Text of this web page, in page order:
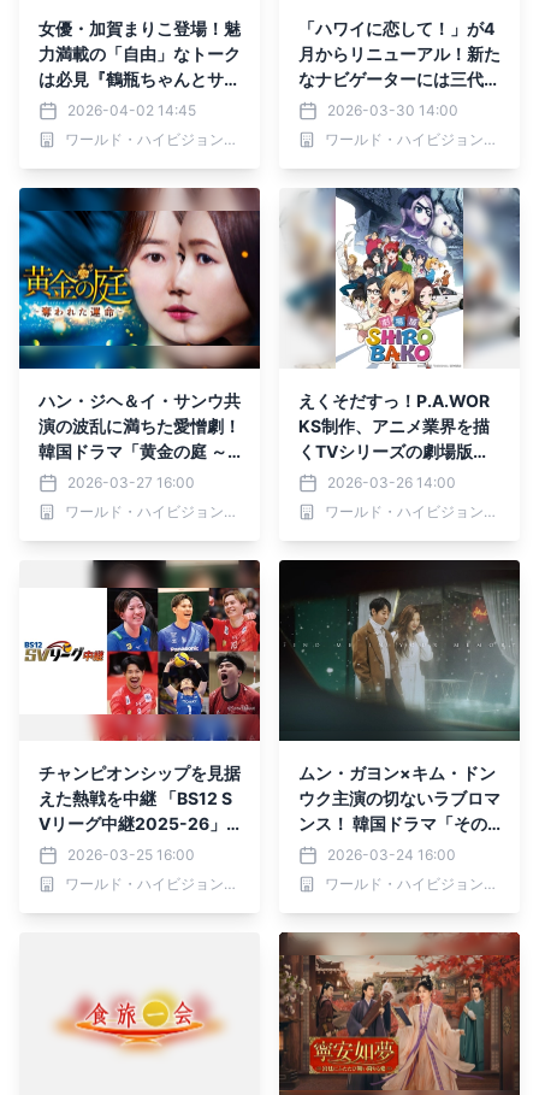
女優・加賀まりこ登場！魅
力満載の「自由」なトーク
は必見『鶴瓶ちゃんとサワ
コちゃん～昭和の大先輩と
おかしな２人～』第63回
ゲスト：加賀まりこ 4月
BS12 トゥエルビで放送
2026-04-02 14:45
ワールド・ハイビジョン・チャンネル株式会社
「ハワイに恋して！」が4
月からリニューアル！新た
なナビゲーターには三代目
J SOUL BROTHERS山下
健二郎が就任しパワーアッ
プ！ さらにはスピンオフ
始動！
2026-03-30 14:00
ワールド・ハイビジョン・チャンネル株式会社
ハン・ジヘ＆イ・サンウ共
演の波乱に満ちた愛憎劇！
韓国ドラマ「黄金の庭 ～
奪われた運命～」 3月31日
（火）夕方5:30～ BS12
トゥエルビで放送スタート
2026-03-27 16:00
ワールド・ハイビジョン・チャンネル株式会社
えくそだすっ！P.A.WOR
KS制作、アニメ業界を描
くTVシリーズの劇場版「S
HIROBAKO」を無料初放
送 4月26日（日）よる7時
～BS12 トゥエルビ
2026-03-26 14:00
ワールド・ハイビジョン・チャンネル株式会社
チャンピオンシップを見据
えた熱戦を中継 「BS12 S
Vリーグ中継2025-26」 3
月29日（日)「サントリー
vs. STINGS愛知」
2026-03-25 16:00
ワールド・ハイビジョン・チャンネル株式会社
ムン・ガヨン×キム・ドン
ウク主演の切ないラブロマ
ンス！ 韓国ドラマ「その
男の記憶法」 3月28日
（土）ひる1:00～ BS12
トゥエルビで放送スタート
2026-03-24 16:00
ワールド・ハイビジョン・チャンネル株式会社